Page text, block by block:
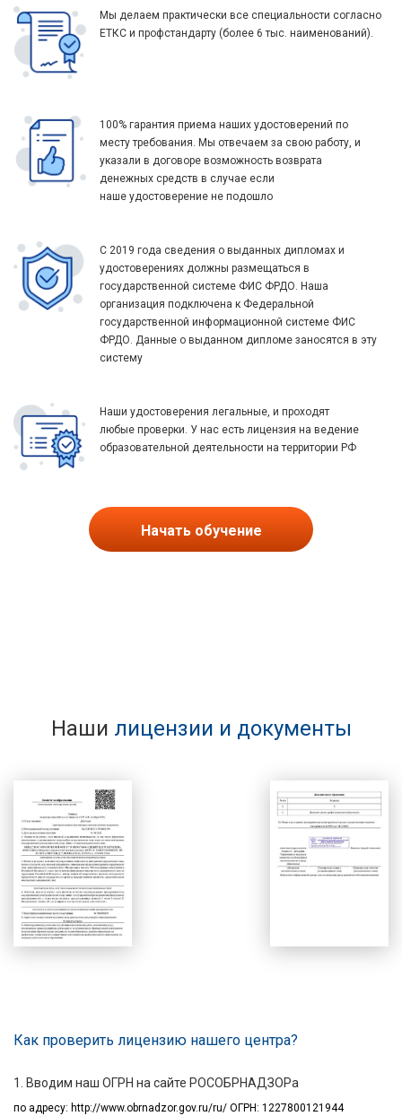
Мы делаем практически все специальности согласно
ЕТКС и профстандарту (более 6 тыс. наименований).
100% гарантия приема наших удостоверений по
месту требования. Мы отвечаем за свою работу, и
указали в договоре возможность возврата
денежных средств в случае если
наше удостоверение не подошло
С 2019 года сведения о выданных дипломах и
удостоверениях должны размещаться в
государственной системе ФИС ФРДО. Наша
организация подключена к Федеральной
государственной информационной системе ФИС
ФРДО. Данные о выданном дипломе заносятся в эту
систему
Наши удостоверения легальные, и проходят
любые проверки. У нас есть лицензия на ведение
образовательной деятельности на территории РФ
Начать обучение
Наши лицензии и документы
Как проверить лицензию нашего центра?
1. Вводим наш ОГРН на сайте РОСОБРНАДЗОРа
по адресу: http://www.obrnadzor.gov.ru/ru/ ОГРН: 1227800121944